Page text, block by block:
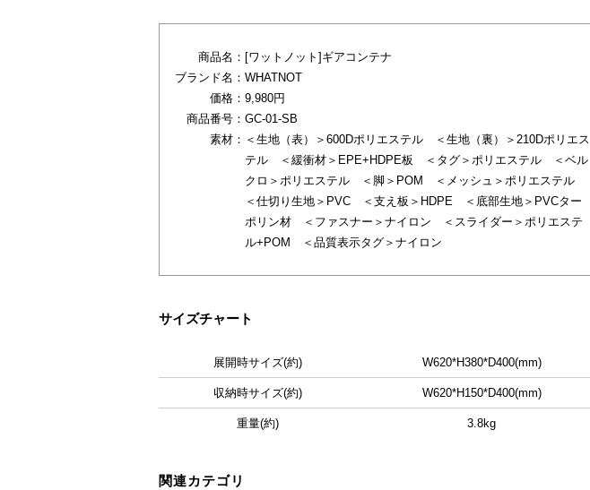
商品名： [ワットノット]ギアコンテナ
ブランド名： WHATNOT
価格： 9,980円
商品番号： GC-01-SB
素材： ＜生地（表）＞600Dポリエステル ＜生地（裏）＞210Dポリエス
テル ＜緩衝材＞EPE+HDPE板 ＜タグ＞ポリエステル ＜ベル
クロ＞ポリエステル ＜脚＞POM ＜メッシュ＞ポリエステル
＜仕切り生地＞PVC ＜支え板＞HDPE ＜底部生地＞PVCター
ポリン材 ＜ファスナー＞ナイロン ＜スライダー＞ポリエステ
ル+POM ＜品質表示タグ＞ナイロン
サイズチャート
展開時サイズ(約) W620*H380*D400(mm)
収納時サイズ(約) W620*H150*D400(mm)
重量(約) 3.8kg
関連カテゴリ